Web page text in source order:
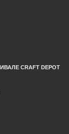
CRAFT DEPOT